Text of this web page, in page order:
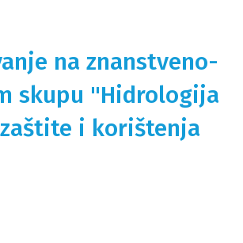
na znanstveno-
skupu "Hidrologija
i korištenja